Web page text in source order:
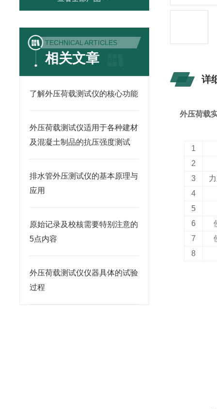
TECHNICAL ARTICLES
相关文章
了解外压荷载测试仪的核心功能
外压荷载测试仪适用于各种建材
及混凝土制品的抗压强度测试
排水管外压测试仪的基本原理与
应用
原始记录及校核需要特别注意的
5点内容
外压荷载测试仪仪器具体的试验
过程
详
外压荷载
1
2
3
4
5
6
7
8